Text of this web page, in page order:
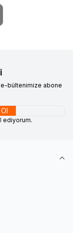
bültenimize abone
ediyorum.